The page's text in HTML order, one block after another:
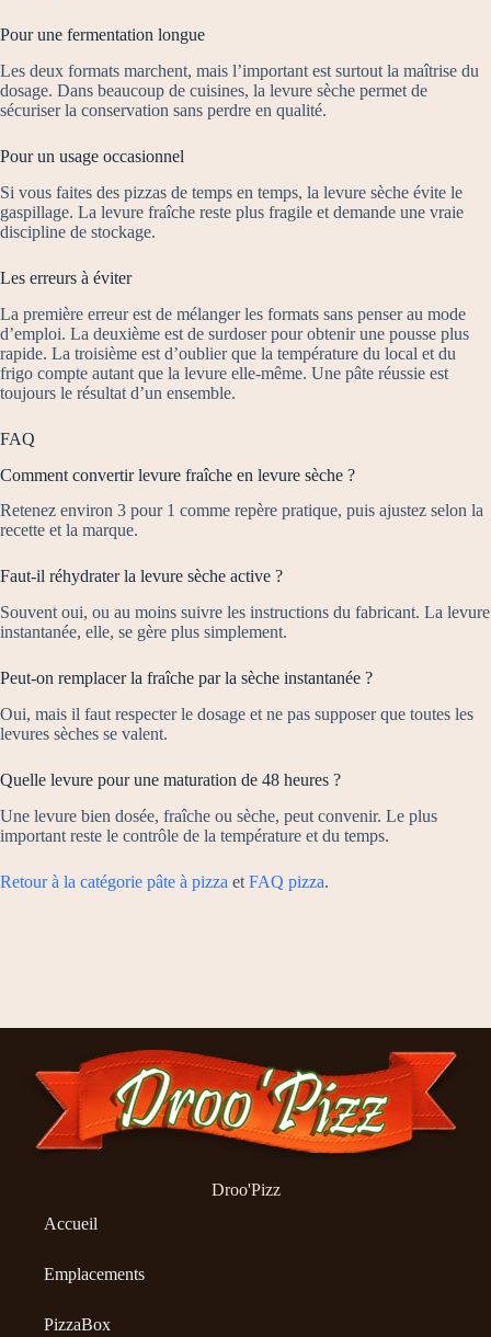
Pour une fermentation longue
Les deux formats marchent, mais l’important est surtout la maîtrise du
dosage. Dans beaucoup de cuisines, la levure sèche permet de
sécuriser la conservation sans perdre en qualité.
Pour un usage occasionnel
Si vous faites des pizzas de temps en temps, la levure sèche évite le
gaspillage. La levure fraîche reste plus fragile et demande une vraie
discipline de stockage.
Les erreurs à éviter
La première erreur est de mélanger les formats sans penser au mode
d’emploi. La deuxième est de surdoser pour obtenir une pousse plus
rapide. La troisième est d’oublier que la température du local et du
frigo compte autant que la levure elle-même. Une pâte réussie est
toujours le résultat d’un ensemble.
FAQ
Comment convertir levure fraîche en levure sèche ?
Retenez environ 3 pour 1 comme repère pratique, puis ajustez selon la
recette et la marque.
Faut-il réhydrater la levure sèche active ?
Souvent oui, ou au moins suivre les instructions du fabricant. La levure
instantanée, elle, se gère plus simplement.
Peut-on remplacer la fraîche par la sèche instantanée ?
Oui, mais il faut respecter le dosage et ne pas supposer que toutes les
levures sèches se valent.
Quelle levure pour une maturation de 48 heures ?
Une levure bien dosée, fraîche ou sèche, peut convenir. Le plus
important reste le contrôle de la température et du temps.
Retour à la catégorie pâte à pizza et FAQ pizza.
Droo'Pizz
Accueil
Emplacements
PizzaBox